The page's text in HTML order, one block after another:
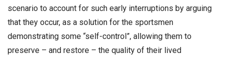
scenario to account for such early interruptions by arguing
that they occur, as a solution for the sportsmen
demonstrating some “self-control”, allowing them to
preserve – and restore – the quality of their lived